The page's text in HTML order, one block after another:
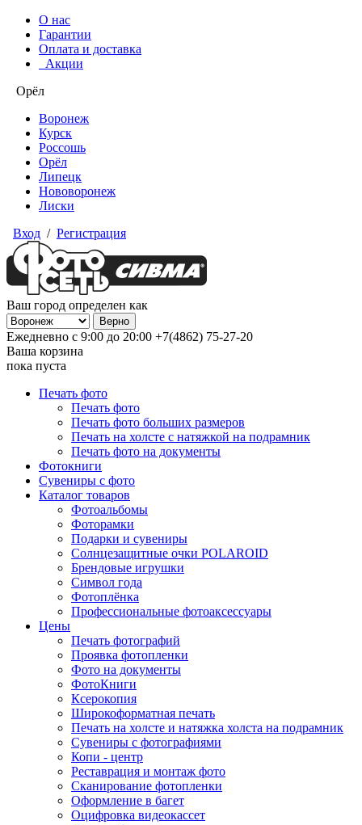
О нас
Гарантии
Оплата и доставка
Акции
Орёл
Воронеж
Курск
Россошь
Орёл
Липецк
Нововоронеж
Лиски
Вход / Регистрация
Ваш город определен как
Ежедневно с 9:00 до 20:00 +7(4862) 75-27-20
Ваша корзина
пока пуста
Печать фото
Печать фото
Печать фото больших размеров
Печать на холсте с натяжкой на подрамник
Печать фото на документы
Фотокниги
Сувениры с фото
Каталог товаров
Фотоальбомы
Фоторамки
Подарки и сувениры
Солнцезащитные очки POLAROID
Брендовые игрушки
Символ года
Фотоплёнка
Профессиональные фотоаксессуары
Цены
Печать фотографий
Проявка фотопленки
Фото на документы
ФотоКниги
Ксерокопия
Широкоформатная печать
Печать на холсте и натяжка холста на подрамник
Сувениры с фотографиями
Копи - центр
Реставрация и монтаж фото
Сканирование фотопленки
Оформление в багет
Оцифровка видеокассет